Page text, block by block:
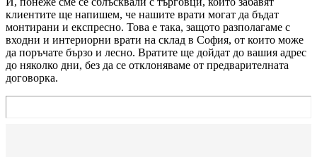
клиентите ще напишем, че нашите врати могат да бъдат
монтирани и експресно. Това е така, защото разполагаме с
входни и интериорни врати на склад в София, от които може
да поръчате бързо и лесно. Вратите ще дойдат до вашия адрес
до няколко дни, без да се отклоняваме от предварителната
договорка.